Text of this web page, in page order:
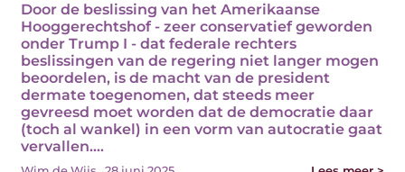
Door de beslissing van het Amerikaanse
Hooggerechtshof - zeer conservatief geworden
onder Trump I - dat federale rechters
beslissingen van de regering niet langer mogen
beoordelen, is de macht van de president
dermate toegenomen, dat steeds meer
gevreesd moet worden dat de democratie daar
(toch al wankel) in een vorm van autocratie gaat
vervallen.…